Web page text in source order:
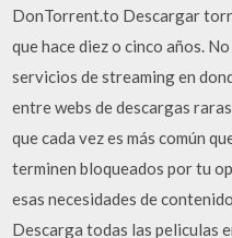
DonTorrent.to Descargar
que hace diez o cinco años.
servicios de streaming en
entre webs de descargas
que cada vez es más común
terminen bloqueados por tu
esas necesidades de
Descarga todas las peliculas